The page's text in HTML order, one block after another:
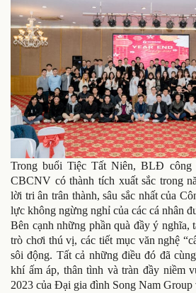
Trong buổi Tiệc Tất Niên, BLĐ công
CBCNV có thành tích xuất sắc trong
lời tri ân trân thành, sâu sắc nhất của
lực không ngừng nghỉ của các cá nhân
Bên cạnh những phần quà đầy ý nghĩa,
trò chơi thú vị, các tiết mục văn nghệ
sôi động. Tất cả những điều đó đã
khí ấm áp, thân tình và tràn đầy niềm
2023 của Đại gia đình Song Nam Group